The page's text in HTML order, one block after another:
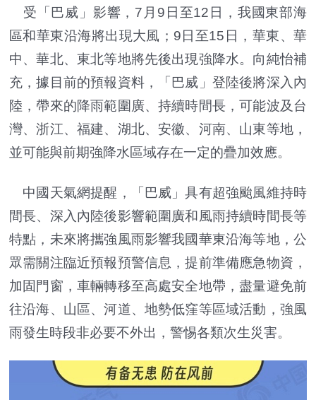
受「巴威」影響，7月9日至12日，我國東部海
區和華東沿海將出現大風；9日至15日，華東、華
中、華北、東北等地將先後出現強降水。向純怡補
充，據目前的預報資料，「巴威」登陸後將深入內
陸，帶來的降雨範圍廣、持續時間長，可能波及台
灣、浙江、福建、湖北、安徽、河南、山東等地，
並可能與前期強降水區域存在一定的疊加效應。
中國天氣網提醒，「巴威」具有超強颱風維持時
間長、深入內陸後影響範圍廣和風雨持續時間長等
特點，未來將攜強風雨影響我國華東沿海等地，公
眾需關注臨近預報預警信息，提前準備應急物資，
加固門窗，車輛轉移至高處安全地帶，盡量避免前
往沿海、山區、河道、地勢低窪等區域活動，強風
雨發生時段非必要不外出，警惕各類次生災害。